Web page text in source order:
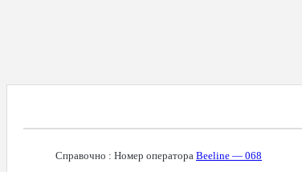
Справочно : Номер оператора Beeline — 068